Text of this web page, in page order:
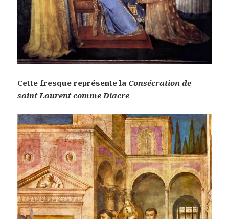
Cette fresque représente la Consécration de
saint Laurent comme Diacre